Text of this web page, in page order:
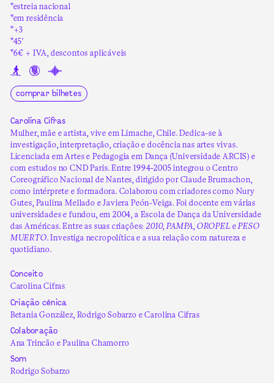
*estreia nacional
*em residência
*+3
*45'
*6€ + IVA, descontos aplicáveis
comprar bilhetes
Carolina Cifras
Mulher, mãe e artista, vive em Limache, Chile. Dedica-se à
investigação, interpretação, criação e docência nas artes vivas.
Licenciada em Artes e Pedagogia em Dança (Universidade ARCIS) e
com estudos no CND Paris. Entre 1994-2005 integrou o Centro
Coreográfico Nacional de Nantes, dirigido por Claude Brumachon,
como intérprete e formadora. Colaborou com criadores como Nury
Gutes, Paulina Mellado e Javiera Peón-Veiga. Foi docente em várias
universidades e fundou, em 2004, a Escola de Dança da Universidade
das Américas. Entre as suas criações:2010,PAMPA, OROPELePESO
MUERTO. Investiga necropolítica e a sua relação com natureza e
quotidiano.
Conceito
Carolina Cifras
Criação cénica
Betania González, Rodrigo Sobarzo e Carolina Cifras
Colaboração
Ana Trincão e Paulina Chamorro
Som
Rodrigo Sobarzo